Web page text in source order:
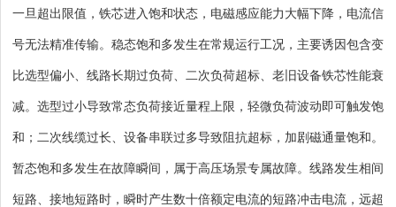
一旦超出限值，铁芯进入饱和状态，电磁感应能力大幅下降，电流信
号无法精准传输。稳态饱和多发生在常规运行工况，主要诱因包含变
比选型偏小、线路长期过负荷、二次负荷超标、老旧设备铁芯性能衰
减。选型过小导致常态负荷接近量程上限，轻微负荷波动即可触发饱
和；二次线缆过长、设备串联过多导致阻抗超标，加剧磁通量饱和。
暂态饱和多发生在故障瞬间，属于高压场景专属故障。线路发生相间
短路、接地短路时，瞬时产生数十倍额定电流的短路冲击电流，远超